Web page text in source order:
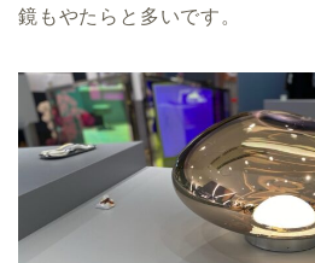
鏡もやたらと多いです。